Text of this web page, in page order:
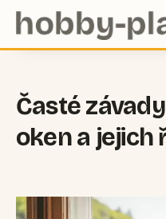
Časté
oken a jejich